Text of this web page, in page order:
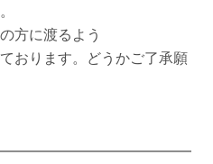
方に渡るよう
おります。どうかご了承願